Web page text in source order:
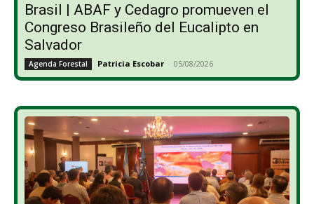
Brasil | ABAF y Cedagro promueven el
Congreso Brasileño del Eucalipto en
Salvador
Agenda Forestal Patricia Escobar - 05/08/2026